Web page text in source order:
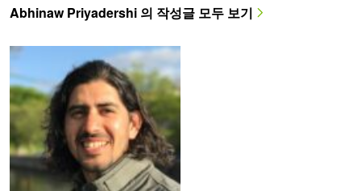
Abhinaw Priyadershi 의 작성글 모두 보기